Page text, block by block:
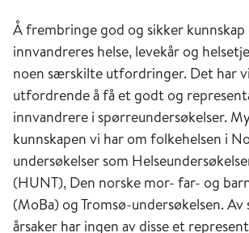
Å frembringe god og sikker kunnskap
innvandreres helse, levekår og
noen særskilte utfordringer. Det har
utfordrende å få et godt og
innvandrere i spørreundersøkelser.
kunnskapen vi har om folkehelsen i
undersøkelser som
(HUNT), Den norske mor- far- og
(MoBa) og Tromsø-undersøkelsen. Av
årsaker har ingen av disse et